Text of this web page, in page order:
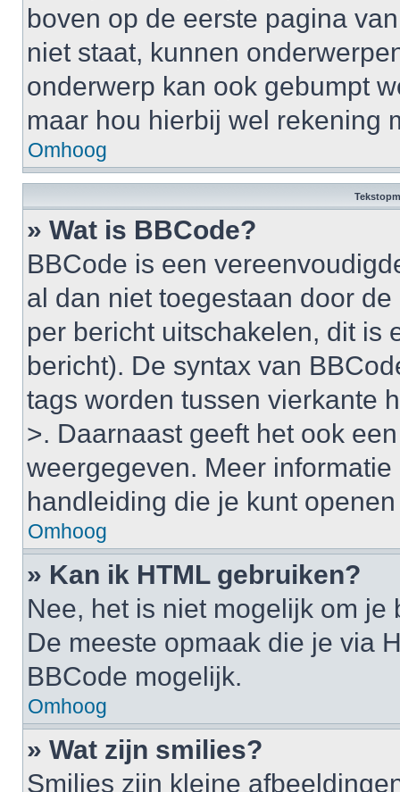
boven op de eerste pagina
niet staat, kunnen
onderwerp kan ook gebumpt
maar hou hierbij wel rekening
Omhoog
» Wat is BBCode?
BBCode is een
al dan niet toegestaan door
per bericht uitschakelen, dit is
bericht). De syntax van
tags worden tussen vierkante
>. Daarnaast geeft het ook
weergegeven. Meer
handleiding die je kunt
Omhoog
» Kan ik HTML gebruiken?
Nee, het is niet mogelijk om
De meeste opmaak die je via
BBCode mogelijk.
Omhoog
» Wat zijn smilies?
Smilies zijn kleine